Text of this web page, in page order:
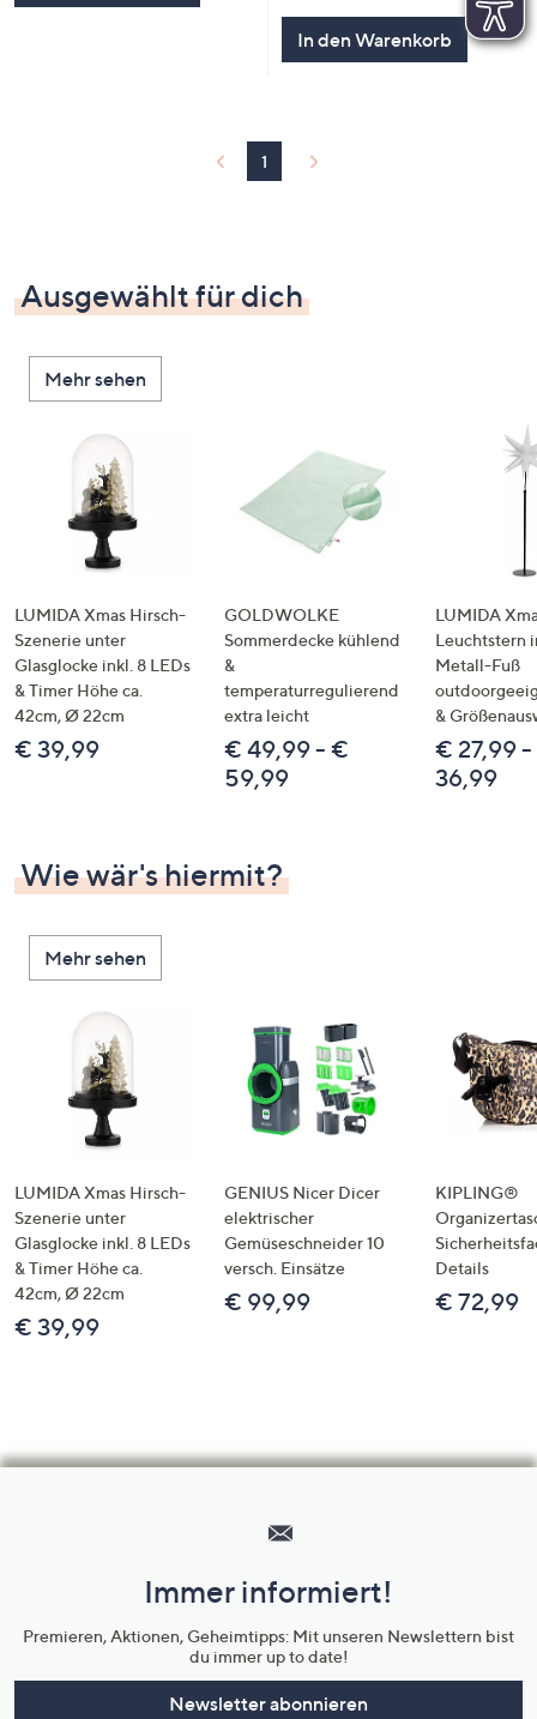
In den Warenkorb
1
Ausgewählt für dich
Mehr sehen
LUMIDA Xmas Hirsch-
Szenerie unter
Glasglocke inkl. 8 LEDs
& Timer Höhe ca.
42cm, Ø 22cm
€ 39,99
GOLDWOLKE
Sommerdecke kühlend
&
temperaturregulierend
extra leicht
€ 49,99 - €
59,99
LUMIDA
Leuchtstern
Metall-Fuß
&
€ 27,99
36,99
Wie wär's hiermit?
Mehr sehen
LUMIDA Xmas Hirsch-
Szenerie unter
Glasglocke inkl. 8 LEDs
& Timer Höhe ca.
42cm, Ø 22cm
€ 39,99
GENIUS Nicer Dicer
elektrischer
Gemüseschneider 10
versch. Einsätze
€ 99,99
KIPLING®
Details
€ 72,99
Unternehmensinformationen
Immer informiert!
Premieren, Aktionen, Geheimtipps: Mit unseren Newslettern bist
du immer up to date!
Newsletter abonnieren